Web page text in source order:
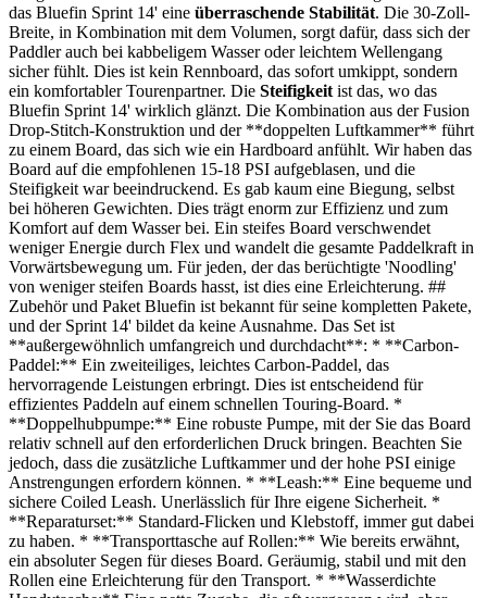
das Bluefin Sprint 14' eine überraschende Stabilität. Die 30-Zoll-
Breite, in Kombination mit dem Volumen, sorgt dafür, dass sich der
Paddler auch bei kabbeligem Wasser oder leichtem Wellengang
sicher fühlt. Dies ist kein Rennboard, das sofort umkippt, sondern
ein komfortabler Tourenpartner. Die Steifigkeit ist das, wo das
Bluefin Sprint 14' wirklich glänzt. Die Kombination aus der Fusion
Drop-Stitch-Konstruktion und der **doppelten Luftkammer** führt
zu einem Board, das sich wie ein Hardboard anfühlt. Wir haben das
Board auf die empfohlenen 15-18 PSI aufgeblasen, und die
Steifigkeit war beeindruckend. Es gab kaum eine Biegung, selbst
bei höheren Gewichten. Dies trägt enorm zur Effizienz und zum
Komfort auf dem Wasser bei. Ein steifes Board verschwendet
weniger Energie durch Flex und wandelt die gesamte Paddelkraft in
Vorwärtsbewegung um. Für jeden, der das berüchtigte 'Noodling'
von weniger steifen Boards hasst, ist dies eine Erleichterung. ##
Zubehör und Paket Bluefin ist bekannt für seine kompletten Pakete,
und der Sprint 14' bildet da keine Ausnahme. Das Set ist
**außergewöhnlich umfangreich und durchdacht**: * **Carbon-
Paddel:** Ein zweiteiliges, leichtes Carbon-Paddel, das
hervorragende Leistungen erbringt. Dies ist entscheidend für
effizientes Paddeln auf einem schnellen Touring-Board. *
**Doppelhubpumpe:** Eine robuste Pumpe, mit der Sie das Board
relativ schnell auf den erforderlichen Druck bringen. Beachten Sie
jedoch, dass die zusätzliche Luftkammer und der hohe PSI einige
Anstrengungen erfordern können. * **Leash:** Eine bequeme und
sichere Coiled Leash. Unerlässlich für Ihre eigene Sicherheit. *
**Reparaturset:** Standard-Flicken und Klebstoff, immer gut dabei
zu haben. * **Transporttasche auf Rollen:** Wie bereits erwähnt,
ein absoluter Segen für dieses Board. Geräumig, stabil und mit den
Rollen eine Erleichterung für den Transport. * **Wasserdichte